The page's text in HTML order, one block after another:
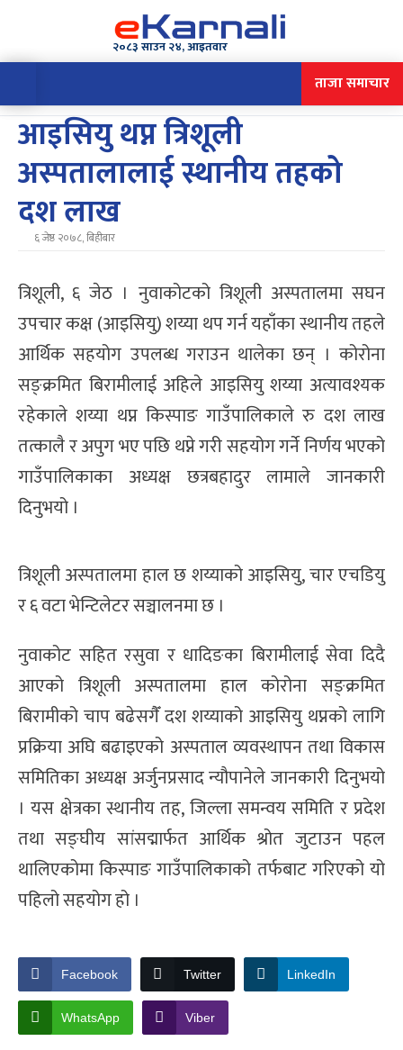
२०८३ साउन २४, आइतवार
ताजा समाचार
आइसियु थप्न त्रिशूली
अस्पतालालाई स्थानीय तहको
दश लाख
६ जेष्ठ २०७८, बिहीबार
त्रिशूली, ६ जेठ । नुवाकोटको त्रिशूली अस्पतालमा सघन
उपचार कक्ष (आइसियु) शय्या थप गर्न यहाँका स्थानीय तहले
आर्थिक सहयोग उपलब्ध गराउन थालेका छन् । कोरोना
सङ्क्रमित बिरामीलाई अहिले आइसियु शय्या अत्यावश्यक
रहेकाले शय्या थप्न किस्पाङ गाउँपालिकाले रु दश लाख
तत्कालै र अपुग भए पछि थप्ने गरी सहयोग गर्ने निर्णय भएको
गाउँपालिकाका अध्यक्ष छत्रबहादुर लामाले जानकारी
दिनुभयो ।
त्रिशूली अस्पतालमा हाल छ शय्याको आइसियु, चार एचडियु
र ६ वटा भेन्टिलेटर सञ्चालनमा छ ।
नुवाकोट सहित रसुवा र धादिङका बिरामीलाई सेवा दिदै
आएको त्रिशूली अस्पतालमा हाल कोरोना सङ्क्रमित
बिरामीको चाप बढेसगैँ दश शय्याको आइसियु थप्नको लागि
प्रक्रिया अघि बढाइएको अस्पताल व्यवस्थापन तथा विकास
समितिका अध्यक्ष अर्जुनप्रसाद न्यौपानेले जानकारी दिनुभयो
। यस क्षेत्रका स्थानीय तह, जिल्ला समन्वय समिति र प्रदेश
तथा सङ्घीय सांसद्मार्फत आर्थिक श्रोत जुटाउन पहल
थालिएकोमा किस्पाङ गाउँपालिकाको तर्फबाट गरिएको यो
पहिलो सहयोग हो ।
Facebook Twitter LinkedIn
WhatsApp Viber